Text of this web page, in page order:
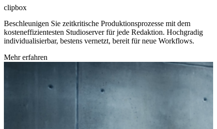
clipbox
Beschleunigen Sie zeitkritische Produktionsprozesse mit dem
kosteneffizientesten Studioserver für jede Redaktion. Hochgradig
individualisierbar, bestens vernetzt, bereit für neue Workflows.
Mehr erfahren